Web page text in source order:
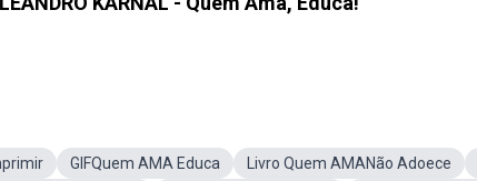
GIFQuem AMA Educa Livro Quem AMANão Adoece